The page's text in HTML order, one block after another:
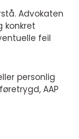
Advokaten
konkret
feil
personlig
AAP